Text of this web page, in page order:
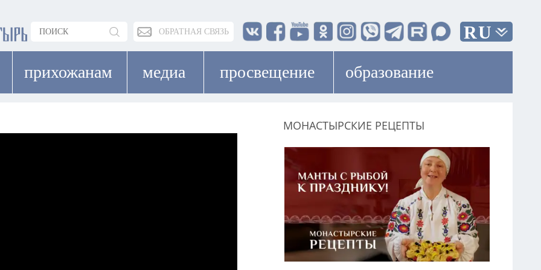
ОБРАТНАЯ СВЯЗЬ RU
прихожанам медиа просвещение образование
МОНАСТЫРСКИЕ РЕЦЕПТЫ